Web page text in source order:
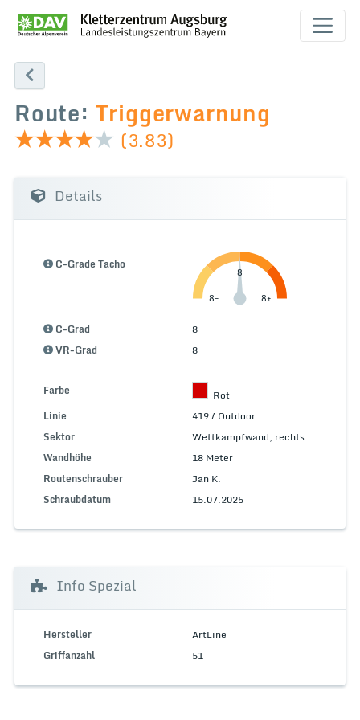
Route: Triggerwarnung
(3.83)
Details
C-Grade Tacho
8-
8
8+
C-Grad
8
VR-Grad
8
Farbe
Rot
Linie
419 / Outdoor
Sektor
Wettkampfwand, rechts
Wandhöhe
18 Meter
Routenschrauber
Jan K.
Schraubdatum
15.07.2025
Info Spezial
Hersteller
ArtLine
Griffanzahl
51